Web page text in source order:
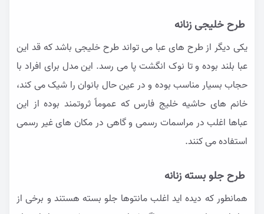
طرح خلیجی زنانه
یکی دیگر از طرح های عبا می تواند طرح خلیجی باشد که قد این
عبا بلند بوده و تا نوک انگشت پا می رسد. این مدل برای افراد با
حجاب بسیار مناسب بوده و در عین حال بانوان را شیک می کند،
خانم های حاشیه خلیج فارس که عموماً ثروتمند بوده از این
عباها اغلب در مراسمات رسمی و گاهی در مکان های غیر رسمی
استفاده می کنند.
طرح جلو بسته زنانه
همانطور که دیده اید اغلب مانتوها جلو بسته هستند و برخی از